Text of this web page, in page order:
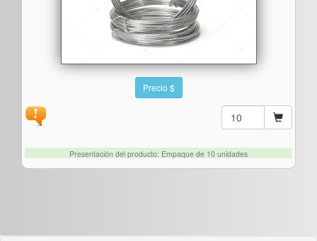
Precio $
Presentación del producto: Empaque de 10 unidades